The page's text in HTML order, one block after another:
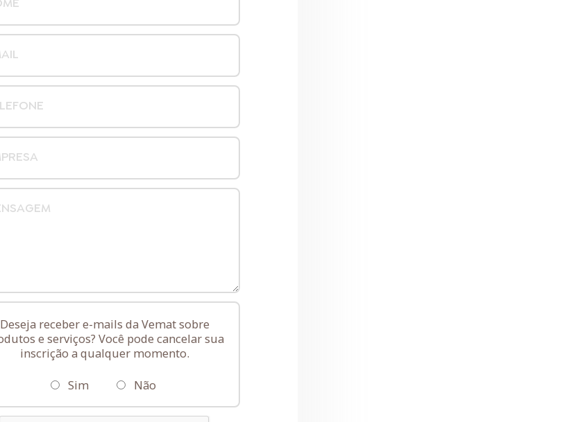
Deseja receber e-mails da Vemat sobre
e serviços? Você pode cancelar sua
inscrição a qualquer momento.
Sim
Não